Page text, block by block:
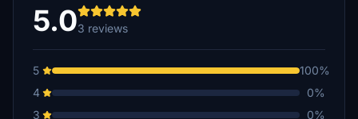
5.03 reviews
5
100%
4
0%
3
0%